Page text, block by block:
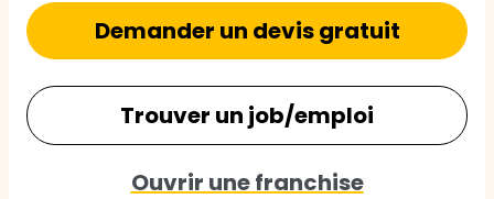
Demander un devis gratuit
Trouver un job/emploi
Ouvrir une franchise